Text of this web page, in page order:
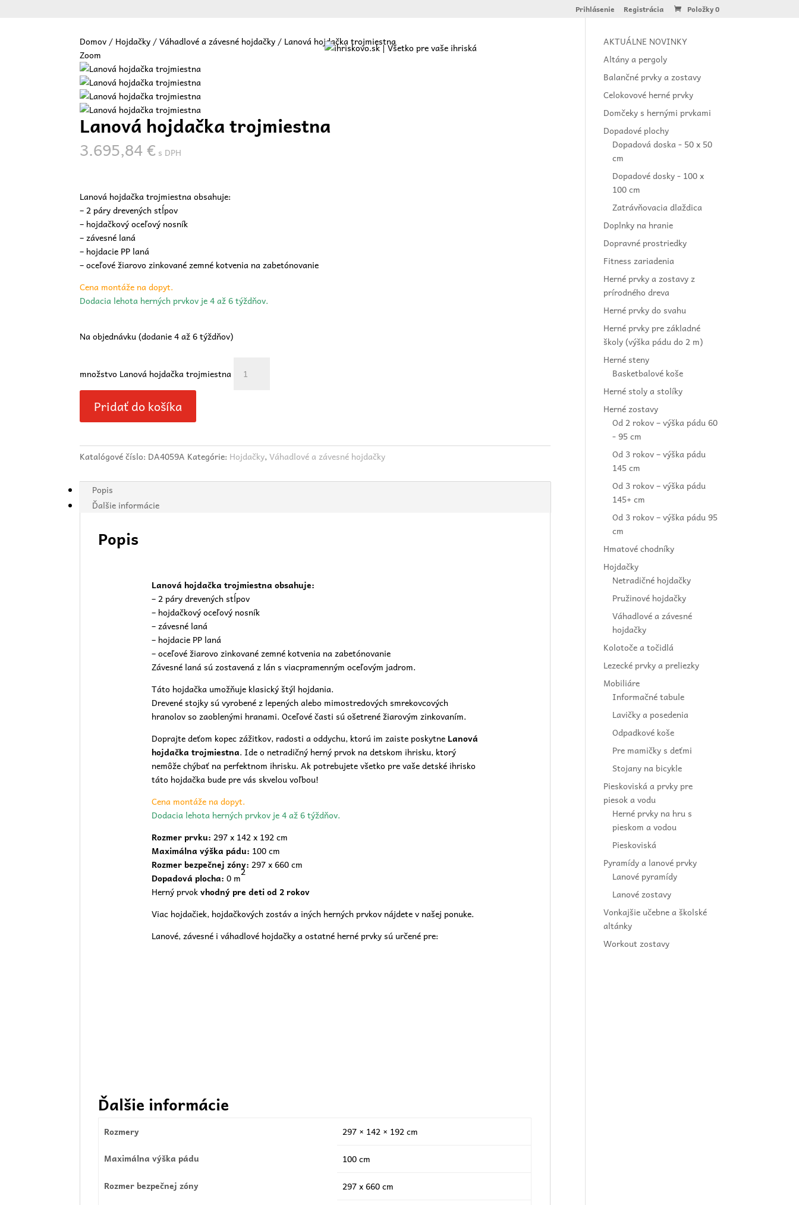
Prihlásenie Registrácia Položky 0
Domov / Hojdačky /Váhadlové a závesné hojdačky / Lanová hojdačka trojmiestna
Zoom
Lanová hojdačka trojmiestna
3.695,84€ s DPH
Lanová hojdačka trojmiestna obsahuje:
– 2 páry drevených stĺpov
– hojdačkový oceľový nosník
– závesné laná
– hojdacie PP laná
– oceľové žiarovo zinkované zemné kotvenia na zabetónovanie
Cena montáže na dopyt.
Dodacia lehota herných prvkov je 4 až 6 týždňov.
Na objednávku (dodanie 4 až 6 týždňov)
množstvo Lanová hojdačka trojmiestna
Pridať do košíka
Katalógové číslo: DA4059A Kategórie: Hojdačky,Váhadlové a závesné hojdačky
Popis
Ďalšie informácie
Popis
Lanová hojdačka trojmiestna obsahuje:
– 2 páry drevených stĺpov
– hojdačkový oceľový nosník
– závesné laná
– hojdacie PP laná
– oceľové žiarovo zinkované zemné kotvenia na zabetónovanie
Závesné laná sú zostavená z lán s viacpramenným oceľovým jadrom.
Táto hojdačka umožňuje klasický štýl hojdania.
Drevené stojky sú vyrobené z lepených alebo mimostredových smrekovcových
hranolov so zaoblenými hranami. Oceľové časti sú ošetrené žiarovým zinkovaním.
Doprajte deťom kopec zážitkov, radosti a oddychu, ktorú im zaiste poskytne Lanová
hojdačka trojmiestna. Ide o netradičný herný prvok nadetskom ihrisku, ktorý
nemôže chýbať na perfektnom ihrisku. Ak potrebujete všetko pre vaše detské ihrisko
táto hojdačka bude pre vás skvelou voľbou!
Cena montáže na dopyt.
Dodacia lehota herných prvkov je 4 až 6 týždňov.
Rozmer prvku: 297 x 142 x 192 cm
Maximálna výška pádu: 100 cm
Rozmer bezpečnej zóny: 297 x 660 cm
Dopadová plocha: 0 m
2
Herný prvokvhodný pre deti od 2 rokov
Viac hojdačiek, hojdačkových zostáv a iných herných prvkov nájdete v našej ponuke.
Lanové, závesné i váhadlové hojdačky a ostatné herné prvky sú určené pre:
Ďalšie informácie
Rozmery 297 × 142 × 192 cm
Maximálna výška pádu 100 cm
Rozmer bezpečnej zóny 297 x 660 cm
AKTUÁLNE NOVINKY
Altány a pergoly
Balančné prvky a zostavy
Celokovové herné prvky
Domčeky s hernými prvkami
Dopadové plochy
Dopadová doska - 50 x 50
cm
Dopadové dosky - 100 x
100 cm
Zatrávňovacia dlaždica
Doplnky na hranie
Dopravné prostriedky
Fitness zariadenia
Herné prvky a zostavy z
prírodného dreva
Herné prvky do svahu
Herné prvky pre základné
školy (výška pádu do 2 m)
Herné steny
Basketbalové koše
Herné stoly a stolíky
Herné zostavy
Od 2 rokov – výška pádu 60
- 95 cm
Od 3 rokov – výška pádu
145 cm
Od 3 rokov – výška pádu
145+ cm
Od 3 rokov – výška pádu 95
cm
Hmatové chodníky
Hojdačky
Netradičné hojdačky
Pružinové hojdačky
Váhadlové a závesné
hojdačky
Kolotoče a točidlá
Lezecké prvky a preliezky
Mobiliáre
Informačné tabule
Lavičky a posedenia
Odpadkové koše
Pre mamičky s deťmi
Stojany na bicykle
Pieskoviská a prvky pre
piesok a vodu
Herné prvky na hru s
pieskom a vodou
Pieskoviská
Pyramídy a lanové prvky
Lanové pyramídy
Lanové zostavy
Vonkajšie učebne a školské
altánky
Workout zostavy